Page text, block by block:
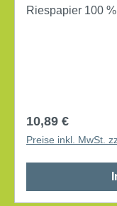
Riespapier 100
Regulärer Preis:
10,89 €
Preise inkl. MwSt.